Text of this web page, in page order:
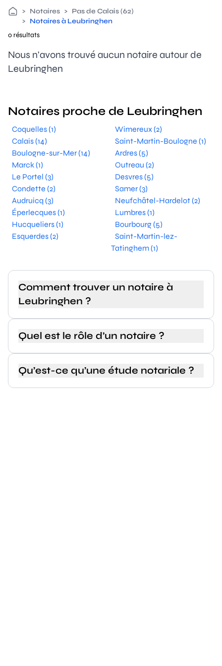
> Notaires > Pas de Calais (62)
> Notaires à Leubringhen
0 résultats
Nous n'avons trouvé aucun notaire autour de
Leubringhen
Notaires proche de Leubringhen
Coquelles (1)
Wimereux (2)
Calais (14)
Saint-Martin-Boulogne (1)
Boulogne-sur-Mer (14)
Ardres (5)
Marck (1)
Outreau (2)
Le Portel (3)
Desvres (5)
Condette (2)
Samer (3)
Audruicq (3)
Neufchâtel-Hardelot (2)
Éperlecques (1)
Lumbres (1)
Hucqueliers (1)
Bourbourg (5)
Esquerdes (2)
Saint-Martin-lez-
Tatinghem (1)
Comment trouver un notaire à
Leubringhen ?
Quel est le rôle d’un notaire ?
Qu’est-ce qu’une étude notariale ?